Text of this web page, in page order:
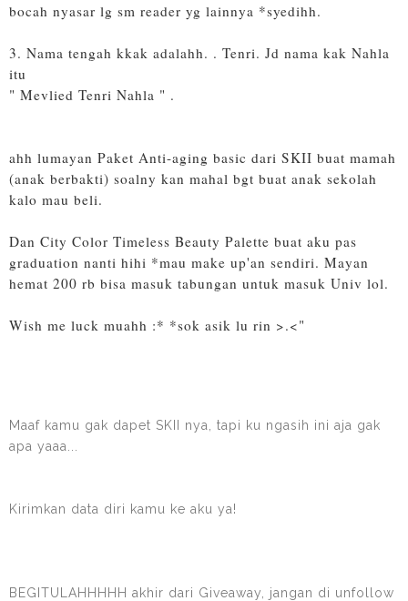
bocah nyasar lg sm reader yg lainnya *syedihh.
3. Nama tengah kkak adalahh. . Tenri. Jd nama kak Nahla
itu
" Mevlied Tenri Nahla " .
ahh lumayan Paket Anti-aging basic dari SKII buat mamah
(anak berbakti) soalny kan mahal bgt buat anak sekolah
kalo mau beli.
Dan City Color Timeless Beauty Palette buat aku pas
graduation nanti hihi *mau make up'an sendiri. Mayan
hemat 200 rb bisa masuk tabungan untuk masuk Univ lol.
Wish me luck muahh :* *sok asik lu rin >.<"
Maaf kamu gak dapet SKII nya, tapi ku ngasih ini aja gak
apa yaaa...
Kirimkan data diri kamu ke aku ya!
BEGITULAHHHHH akhir dari Giveaway, jangan di unfollow